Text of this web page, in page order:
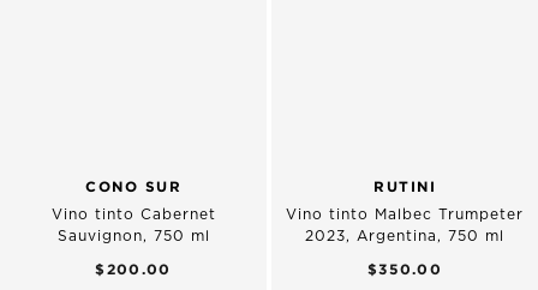
CONO SUR
Vino tinto Cabernet
Sauvignon, 750 ml
$200.00
RUTINI
Vino tinto Malbec Trumpeter
2023, Argentina, 750 ml
$350.00